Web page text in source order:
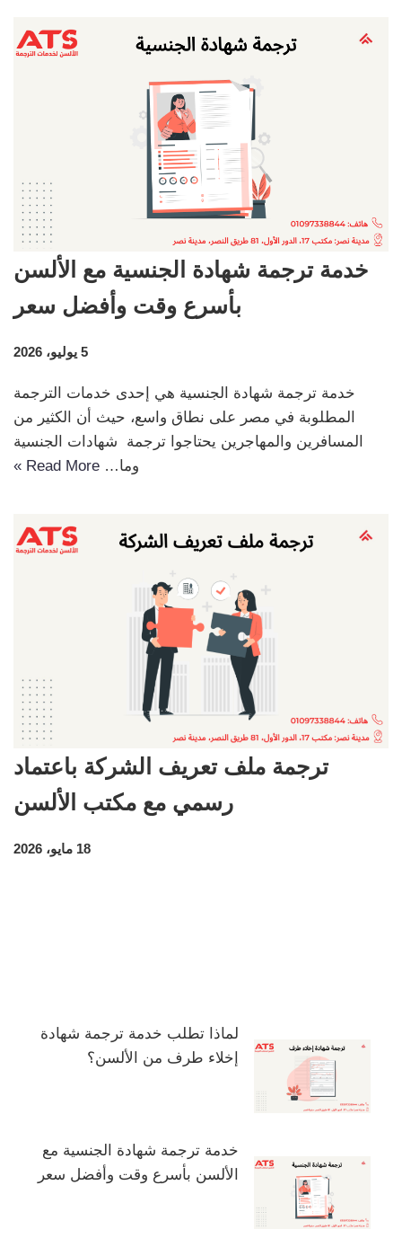
خدمة ترجمة شهادة الجنسية مع الألسن
بأسرع وقت وأفضل سعر
5 يوليو، 2026
خدمة ترجمة شهادة الجنسية هي إحدى خدمات الترجمة
المطلوبة في مصر على نطاق واسع، حيث أن الكثير من
المسافرين والمهاجرين يحتاجوا ترجمة شهادات الجنسية
وما… Read More »
ترجمة ملف تعريف الشركة باعتماد
رسمي مع مكتب الألسن
18 مايو، 2026
لماذا تطلب خدمة ترجمة شهادة
إخلاء طرف من الألسن؟
خدمة ترجمة شهادة الجنسية مع
الألسن بأسرع وقت وأفضل سعر